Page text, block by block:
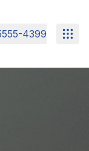
4399